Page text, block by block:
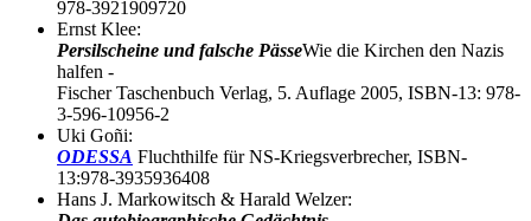
978-3921909720
Ernst Klee:
Persilscheine und falsche PässeWie die Kirchen den Nazis
halfen -
Fischer Taschenbuch Verlag, 5. Auflage 2005, ISBN-13: 978-
3-596-10956-2
Uki Goñi:
ODESSA Fluchthilfe für NS-Kriegsverbrecher, ISBN-
13:978-3935936408
Hans J. Markowitsch & Harald Welzer: